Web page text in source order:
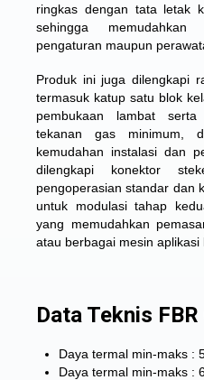
ringkas dengan tata letak
sehingga
pengaturan maupun
Produk ini juga dilengkapi
termasuk katup satu blok
pembukaan lambat
tekanan gas minimum,
kemudahan instalasi dan
dilengkapi konektor
pengoperasian standar dan
untuk modulasi tahap
yang memudahkan
atau berbagai mesin aplikasi
Data Teknis
Daya termal min-maks :
Daya termal min-maks :